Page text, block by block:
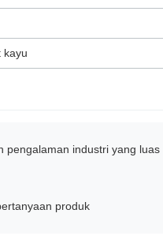
kayu
pengalaman industri yang luas
produk